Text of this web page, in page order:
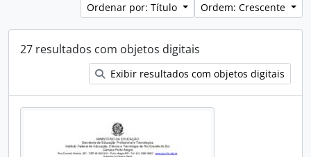
Ordenar por: Título
Ordem: Crescente
27 resultados com objetos digitais
Exibir resultados com objetos digitais